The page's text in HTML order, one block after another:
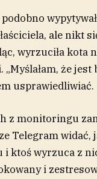
ale nikt
wyrzuciła kota
że jest
usprawiedliwiać.
z monitoringu
Telegram widać,
i ktoś wyrzuca z
i